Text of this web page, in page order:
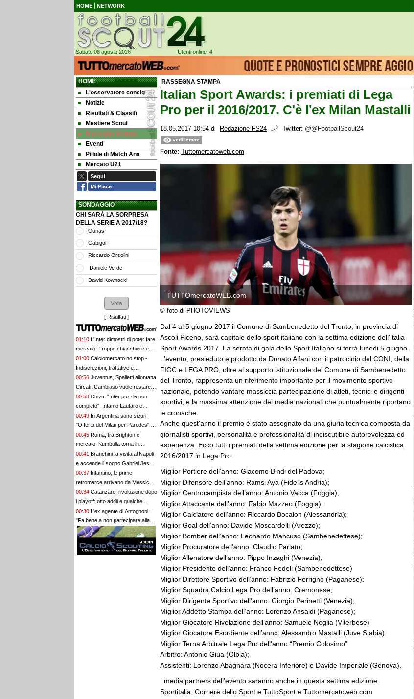
HOME NETWORK
Sabato 08 agosto 2026 Utenti online: 4
HOME
L'osservatore consig
Notizie
Risultati & Classifi
Mestiere Scout
Rassegna Stampa
Eventi
Pillole di Match Ana
Mercato U21
Segui
Mi Piace
SONDAGGIO
CHI SARÀ LA SORPRESA
DELLA SERIE A 2017/18?
Ounas
Gabigol
Riccardo Orsolini
Daniele Verde
Dawid Kownacki
[ Risultati ]
01:10 L'Inter dimostri di poter fare
mercato. Troppe chiacchiere e
pochi fatti: guai a pensare di
essere superiore a tutte le altre a
prescindere. Juve, il portiere può
diventare un "problema". Milan-
Leao, serve una decisione netta
01:00 Calciomercato no stop -
Indiscrezioni, trattative e
retroscena del 7 agosto
00:56 Juventus, Spalletti allontana
Circati. Cambiaso vuole restare:
"Sono contento qui"
00:53 Chivu: "Inter puzzle non
completo". Intanto Lautaro e
Zanetti telefonano a Romero
00:49 In Argentina sono sicuri:
"Offerta del Milan per Paredes".
Intanto Bennacer dice au revoir
00:45 Roma, tra Brighton e
mercato: Kumbulla torna in
Spagna, Pellegrini ha firmato il
rinnovo
00:41 Branchini fa visita al Napoli
e accende il sogno Gabriel Jesus.
Per la porta spunta Musso
00:37 Infantino, le prime
retromarce arrivano da Messico e
Argentina. La Norvegia chiede le
dimissioni
00:34 Catanzaro, rivoluzione dopo
i playoff: otto addii e qualche
domanda senza risposta
00:30 L'ex agente di Antognoni:
"Fa bene a non partecipare alla
festa, Commisso ci vada a cena"
RASSEGNA STAMPA
Italian Sport Awards: i premiati di Lega
Pro per il 2016/2017. C'è l'ex Milan Mastalli
18.05.2017 10:54 di Redazione FS24 Twitter: @@FootballScout24
vedi letture
Fonte: Tuttomercatoweb.com
TUTTOmercatoWEB.com
© foto di PHOTOVIEWS
Dal 4 al 5 giugno 2017 il Comune di Sambenedetto del Tronto, in provincia di
Ascoli Piceno, sarà capitale dello sport italiano con la settima edizione dell'Italia
Sport Awards 2017. La serata di gala dello Sport Italiano si terrà lunedi 5 giugno.
L'evento, presieduto e prodotto da Donato Alfani con il patrocinio del CONI, della
FIGC e LEGA PRO, oltre al supporto istituzionale del Comune di Sambenedetto
del Tronto, rappresenta un riferimento importante per il movimento sportivo
nazionale, potendo vantare massiccia partecipazione di atleti, tecnici e dirigenti
sportivi, e la massima attenzione dei media nazionali che puntualmente riportano
le cronache.
Anche quest'anno il premio è stato assegnato da una giuria tecnica composta da
giornalisti sportivi, personalità e professionalità di indiscutibile autorevolezza ed
esperienza. Ecco tutti i premiati della settima edizione per la stagione calcistica
2016/2017 in Lega Pro:
Miglior Portiere dell’anno: Giacomo Bindi del Padova;
Miglior Difensore dell’anno: Ramsi Aya (Fidelis Andria);
Miglior Centrocampista dell’anno: Antonio Vacca (Foggia);
Miglior Attaccante dell’anno: Fabio Mazzeo (Foggia);
Miglior Calciatore dell’anno: Riccardo Bocalon (Alessandria);
Miglior Goal dell’anno: Davide Moscardelli (Arezzo);
Miglior Bomber dell’anno: Leonardo Mancuso (Sambenedettese);
Miglior Procuratore dell’anno: Claudio Parlato;
Miglior Allenatore dell’anno: Pippo Inzaghi (Venezia);
Miglior Presidente dell’anno: Franco Fedeli (Sambenedettese)
Miglior Direttore Sportivo dell’anno: Fabrizio Ferrigno (Paganese);
Miglior Squadra Calcio Lega Pro dell’anno: Cremonese;
Miglior Dirigente Sportivo dell’anno: Giorgio Perinetti (Venezia);
Miglior Addetto Stampa dell’anno: Lorenzo Ansaldi (Paganese);
Miglior Giocatore Rivelazione dell’anno: Samuele Neglia (Viterbese)
Miglior Giocatore Esordiente dell’anno: Alessandro Mastalli (Juve Stabia)
Miglior Terna Arbitrale Lega Pro dell’anno “Premio Colosimo”
Arbitro: Antonio Giua (Olbia);
Assistenti: Lorenzo Abagnara (Nocera Inferiore) e Davide Imperiale (Genova).
I media partners dell’evento saranno anche in questa settima edizione
Sportitalia, Corriere dello Sport e TuttoSport e Tuttomercatoweb.com